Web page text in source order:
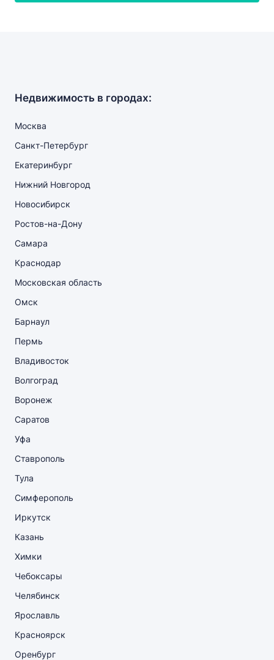
Недвижимость в городах:
Москва
Санкт-Петербург
Екатеринбург
Нижний Новгород
Новосибирск
Ростов-на-Дону
Самара
Краснодар
Московская область
Омск
Барнаул
Пермь
Владивосток
Волгоград
Воронеж
Саратов
Уфа
Ставрополь
Тула
Симферополь
Иркутск
Казань
Химки
Чебоксары
Челябинск
Ярославль
Красноярск
Оренбург